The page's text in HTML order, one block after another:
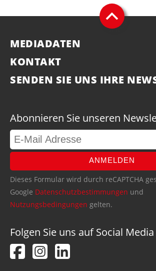
MEDIADATEN
KONTAKT
SENDEN SIE UNS IHRE
Abonnieren Sie unseren
ANMELDEN
Dieses Formular wird durch reCAPTCHA
Google Datenschutzbestimmungen und
Nutzungsbedingungen gelten.
Folgen Sie uns auf Social Media